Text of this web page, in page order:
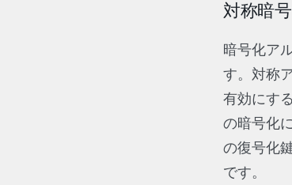
対称暗
暗号化ア
す。対称
有効にす
の暗号化
の復号化
です。